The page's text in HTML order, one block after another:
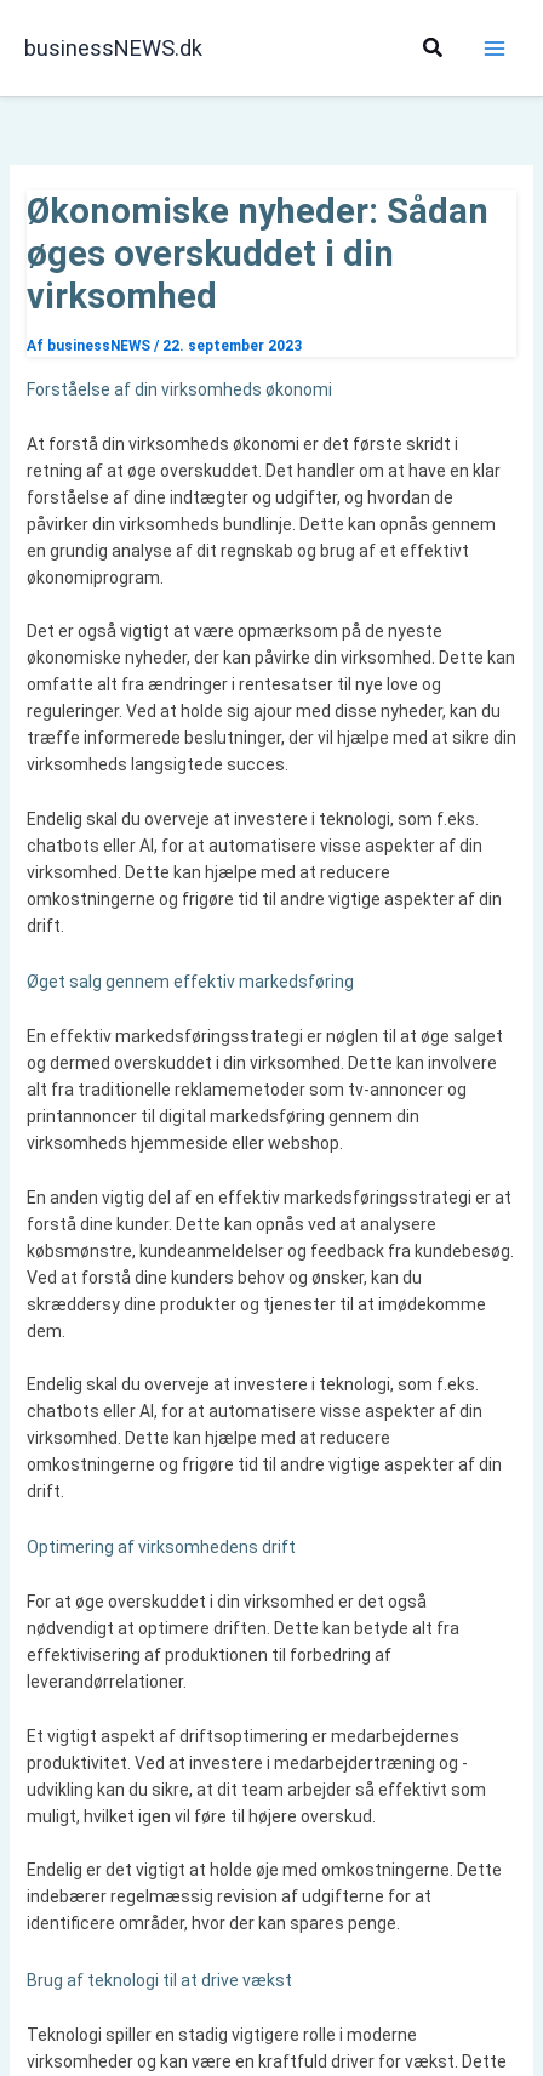
businessNEWS.dk Søg
Økonomiske nyheder: Sådan
øges overskuddet i din
virksomhed
Af businessNEWS / 22. september 2023
Forståelse af din virksomheds økonomi
At forstå din virksomheds økonomi er det første skridt i
retning af at øge overskuddet. Det handler om at have en klar
forståelse af dine indtægter og udgifter, og hvordan de
påvirker din virksomheds bundlinje. Dette kan opnås gennem
en grundig analyse af dit regnskab og brug af et effektivt
økonomiprogram.
Det er også vigtigt at være opmærksom på de nyeste
økonomiske nyheder, der kan påvirke din virksomhed. Dette kan
omfatte alt fra ændringer i rentesatser til nye love og
reguleringer. Ved at holde sig ajour med disse nyheder, kan du
træffe informerede beslutninger, der vil hjælpe med at sikre din
virksomheds langsigtede succes.
Endelig skal du overveje at investere i teknologi, som f.eks.
chatbots eller AI, for at automatisere visse aspekter af din
virksomhed. Dette kan hjælpe med at reducere
omkostningerne og frigøre tid til andre vigtige aspekter af din
drift.
Øget salg gennem effektiv markedsføring
En effektiv markedsføringsstrategi er nøglen til at øge salget
og dermed overskuddet i din virksomhed. Dette kan involvere
alt fra traditionelle reklamemetoder som tv-annoncer og
printannoncer til digital markedsføring gennem din
virksomheds hjemmeside eller webshop.
En anden vigtig del af en effektiv markedsføringsstrategi er at
forstå dine kunder. Dette kan opnås ved at analysere
købsmønstre, kundeanmeldelser og feedback fra kundebesøg.
Ved at forstå dine kunders behov og ønsker, kan du
skræddersy dine produkter og tjenester til at imødekomme
dem.
Endelig skal du overveje at investere i teknologi, som f.eks.
chatbots eller AI, for at automatisere visse aspekter af din
virksomhed. Dette kan hjælpe med at reducere
omkostningerne og frigøre tid til andre vigtige aspekter af din
drift.
Optimering af virksomhedens drift
For at øge overskuddet i din virksomhed er det også
nødvendigt at optimere driften. Dette kan betyde alt fra
effektivisering af produktionen til forbedring af
leverandørrelationer.
Et vigtigt aspekt af driftsoptimering er medarbejdernes
produktivitet. Ved at investere i medarbejdertræning og -
udvikling kan du sikre, at dit team arbejder så effektivt som
muligt, hvilket igen vil føre til højere overskud.
Endelig er det vigtigt at holde øje med omkostningerne. Dette
indebærer regelmæssig revision af udgifterne for at
identificere områder, hvor der kan spares penge.
Brug af teknologi til at drive vækst
Teknologi spiller en stadig vigtigere rolle i moderne
virksomheder og kan være en kraftfuld driver for vækst. Dette